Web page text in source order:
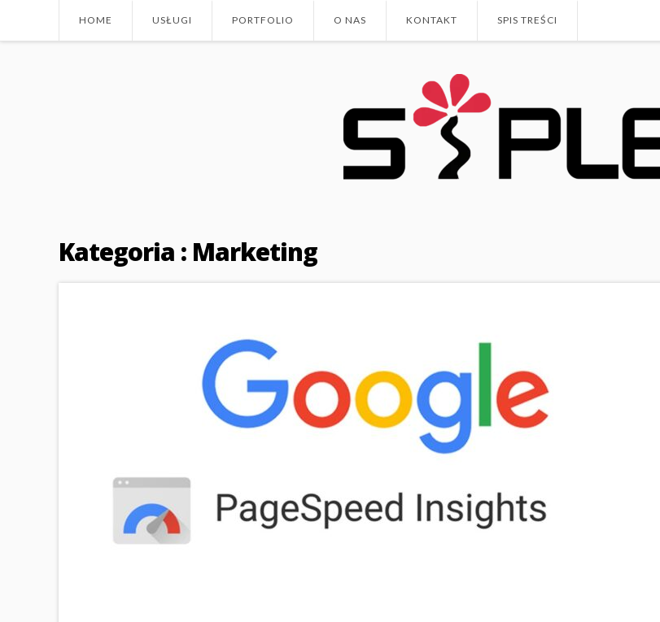
HOME USŁUGI PORTFOLIO O NAS KONTAKT SPIS TREŚCI
Kategoria : Marketing